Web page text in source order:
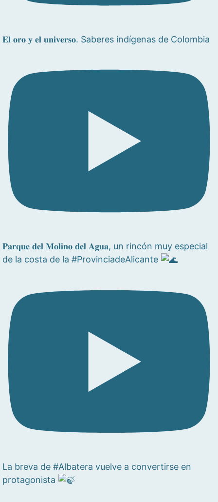
𝐄𝐥 𝐨𝐫𝐨 𝐲 𝐞𝐥 𝐮𝐧𝐢𝐯𝐞𝐫𝐬𝐨. Saberes indígenas de Colombia
𝐏𝐚𝐫𝐪𝐮𝐞 𝐝𝐞𝐥 𝐌𝐨𝐥𝐢𝐧𝐨 𝐝𝐞𝐥 𝐀𝐠𝐮𝐚, un rincón muy especial
de la costa de la #ProvinciadeAlicante
La breva de #Albatera vuelve a convertirse en
protagonista